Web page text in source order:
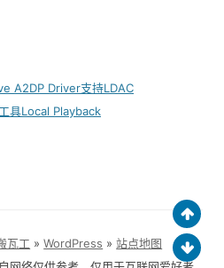
A2DP Driver支持LDAC
具Local Playback
瓦工 »WordPress »站点地图